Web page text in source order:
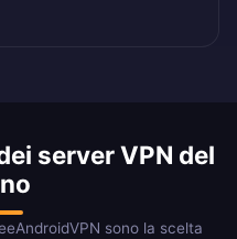
server VPN del
sono la scelta